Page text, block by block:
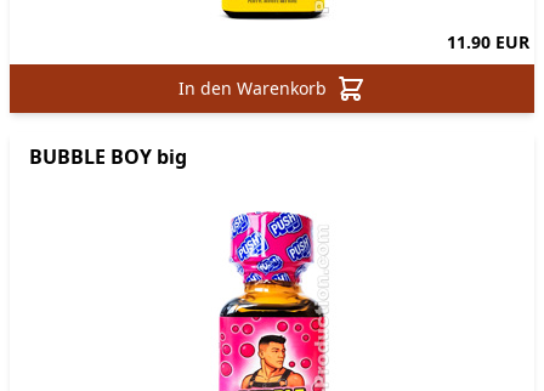
11.90 EUR
In den Warenkorb
BUBBLE BOY big